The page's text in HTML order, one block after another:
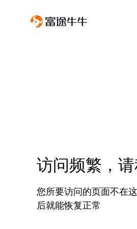
访问频繁，
您所要访问的页面不在
后就能恢复正常